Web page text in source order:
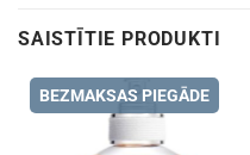
SAISTĪTIE PRODUKTI
BEZMAKSAS PIEGĀDE